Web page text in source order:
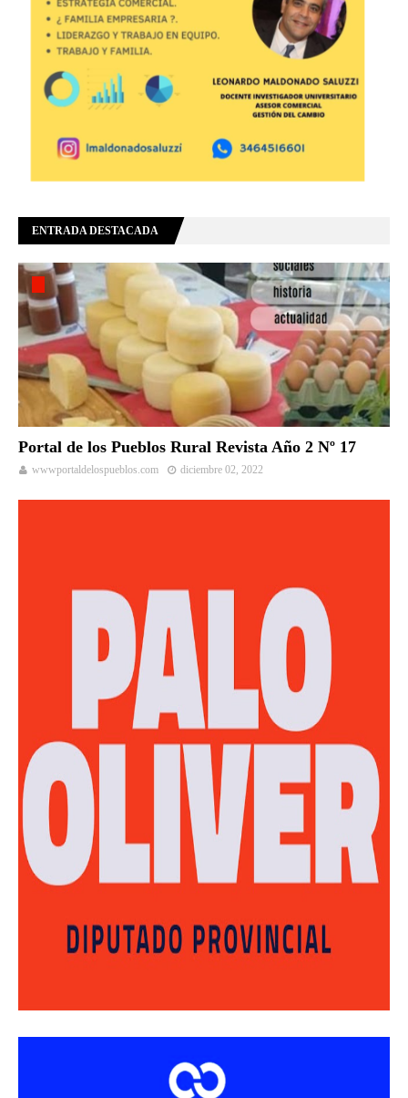
ENTRADA DESTACADA
Portal de los Pueblos Rural Revista Año 2 Nº 17
wwwportaldelospueblos.com diciembre 02, 2022